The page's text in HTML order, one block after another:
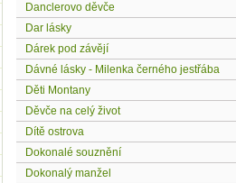
Danclerovo děvče
Dar lásky
Dárek pod závějí
Dávné lásky - Milenka černého jestřába
Děti Montany
Děvče na celý život
Dítě ostrova
Dokonalé souznění
Dokonalý manžel